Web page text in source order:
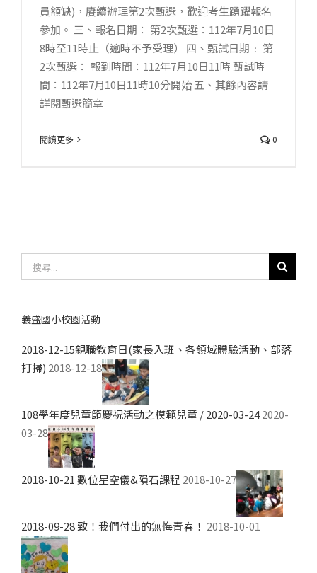
員額缺)，賡續辦理第2次甄選，歡迎考生踴躍報名
參加。 三、報名日期： 第2次甄選：112年7月10日
8時至11時止（逾時不予受理） 四、甄試日期﹕ 第
2次甄選： 報到時間：112年7月10日11時 甄試時
間：112年7月10日11時10分開始 五、其餘內容請
詳閱甄選簡章
閱讀更多 0
尋
果：
義盛國小校園活動
2018-12-15親職教育日(家長入班、各領域體驗活動、部落
打掃) 2018-12-18
108學年度兒童節慶祝活動之模範兒童 / 2020-03-242020-
03-28
2018-10-21 數位星空儀&隕石課程 2018-10-27
2018-09-28 致！我們付出的無悔青春！ 2018-10-01